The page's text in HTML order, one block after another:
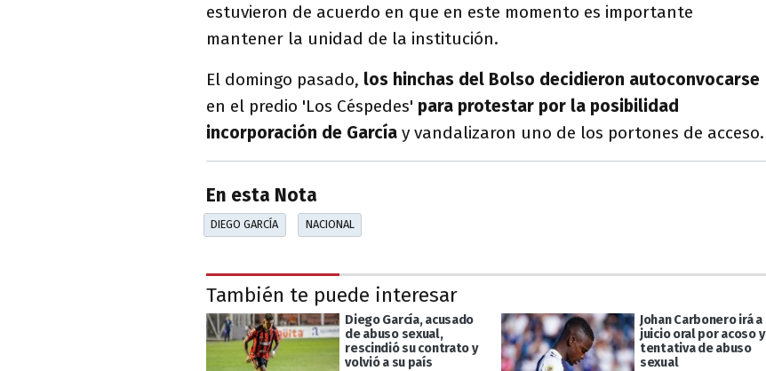
estuvieron de acuerdo en que en este momento es importante
mantener la unidad de la institución.
El domingo pasado, los hinchas del Bolso decidieron autoconvocarse
en el predio 'Los Céspedes' para protestar por la posibilidad
incorporación de García y vandalizaron uno de los portones de acceso.
En esta Nota
DIEGO GARCÍA NACIONAL
También te puede interesar
Diego García, acusado
de abuso sexual,
rescindió su contrato y
volvió a su país
Johan Carbonero irá a
juicio oral por acoso y
tentativa de abuso
sexual